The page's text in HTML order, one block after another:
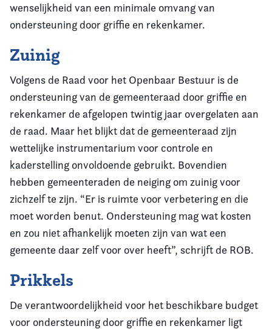
wenselijkheid van een minimale omvang van
ondersteuning door griffie en rekenkamer.
Zuinig
Volgens de Raad voor het Openbaar Bestuur is de
ondersteuning van de gemeenteraad door griffie en
rekenkamer de afgelopen twintig jaar overgelaten aan
de raad. Maar het blijkt dat de gemeenteraad zijn
wettelijke instrumentarium voor controle en
kaderstelling onvoldoende gebruikt. Bovendien
hebben gemeenteraden de neiging om zuinig voor
zichzelf te zijn. “Er is ruimte voor verbetering en die
moet worden benut. Ondersteuning mag wat kosten
en zou niet afhankelijk moeten zijn van wat een
gemeente daar zelf voor over heeft”, schrijft de ROB.
Prikkels
De verantwoordelijkheid voor het beschikbare budget
voor ondersteuning door griffie en rekenkamer ligt